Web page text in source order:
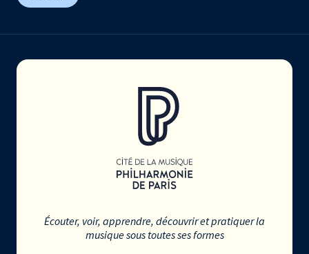
Écouter, voir, apprendre, découvrir et pratiquer la
musique sous toutes ses formes